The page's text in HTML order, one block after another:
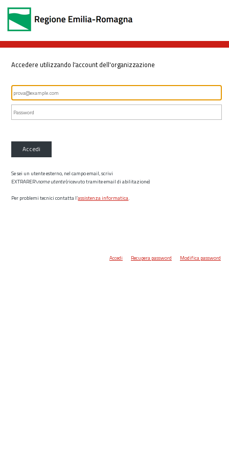
Accedere utilizzando l'account dell'organizzazione
Accedi
Se sei un utente esterno, nel campo email, scrivi
EXTRARER\nome utente(ricevuto tramite email di abilitazione)
Per problemi tecnici contatta l’assistenza informatica.
Accedi Recupera password Modifica password